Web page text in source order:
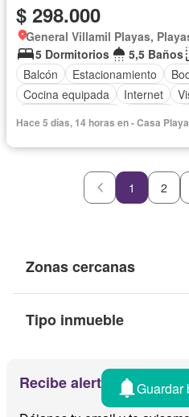
$ 298.000
General Villamil Playas,
5 Dormitorios
5,5 Baños
Balcón
Estacionamiento
Cocina equipada
Internet
Hace 5 días, 14 horas en - Casa
1 2
Zonas cercanas
Tipo inmueble
Recibe alertas por email
Guardar